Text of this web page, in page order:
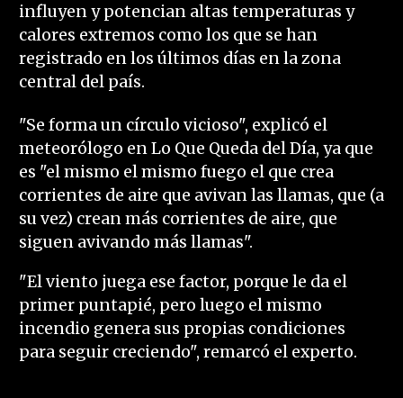
influyen y potencian altas temperaturas y
calores extremos como los que se han
registrado en los últimos días en la zona
central del país.
"Se forma un círculo vicioso", explicó el
meteorólogo en Lo Que Queda del Día, ya que
es "el mismo el mismo fuego el que crea
corrientes de aire que avivan las llamas, que (a
su vez) crean más corrientes de aire, que
siguen avivando más llamas".
"El viento juega ese factor, porque le da el
primer puntapié, pero luego el mismo
incendio genera sus propias condiciones
para seguir creciendo", remarcó el experto.